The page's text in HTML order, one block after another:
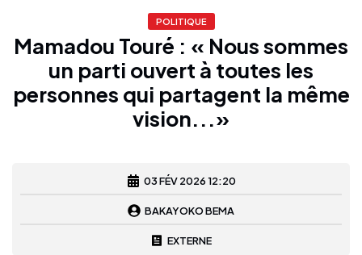
POLITIQUE
Mamadou Touré : « Nous sommes
un parti ouvert à toutes les
personnes qui partagent la même
vision...»
03 FÉV 2026 12:20
BAKAYOKO BEMA
EXTERNE